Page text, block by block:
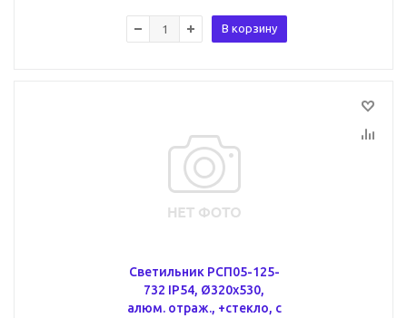
В корзину
Светильник РСП05-125-
732 IP54, Ø320х530,
алюм. отраж., +стекло, с